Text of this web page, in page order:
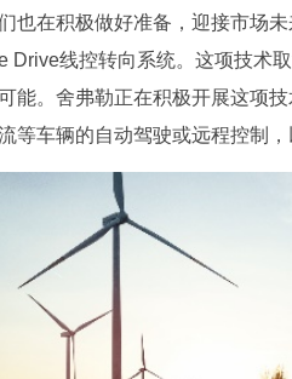
也在积极做好准备，迎接市场
Drive线控转向系统。这项技术
能。舍弗勒正在积极开展这项
等车辆的自动驾驶或远程控制